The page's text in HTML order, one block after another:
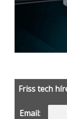
Friss tech
Email: